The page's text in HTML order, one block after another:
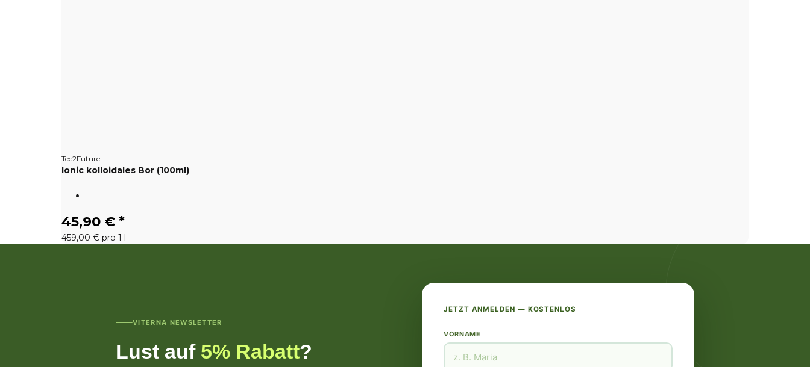
Tec2Future
Ionic kolloidales Bor (100ml)
45,90 € *
459,00 € pro 1 l
VITERNA NEWSLETTER
Lust auf 5% Rabatt?
JETZT ANMELDEN — KOSTENLOS
VORNAME